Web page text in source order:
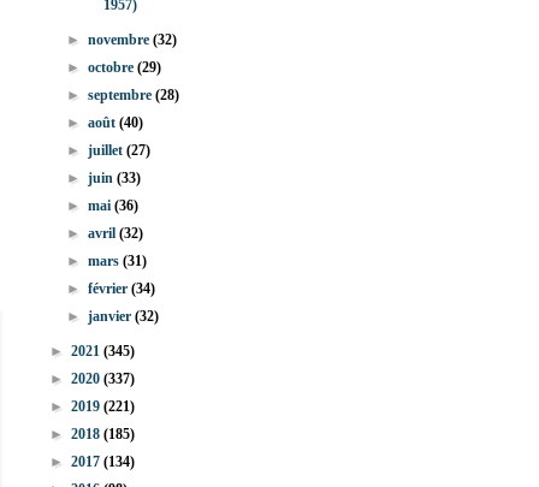
1957)
►novembre(32)
►octobre(29)
►septembre(28)
►août(40)
►juillet(27)
►juin(33)
►mai(36)
►avril(32)
►mars(31)
►février(34)
►janvier(32)
► 2021 (345)
► 2020 (337)
► 2019 (221)
► 2018 (185)
► 2017 (134)